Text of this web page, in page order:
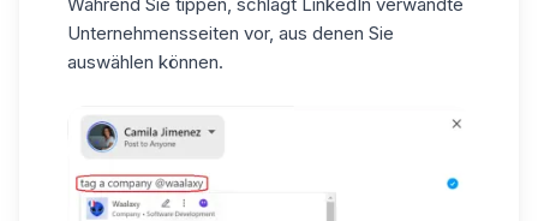
Unternehmensseiten vor, aus denen Sie
auswählen können.